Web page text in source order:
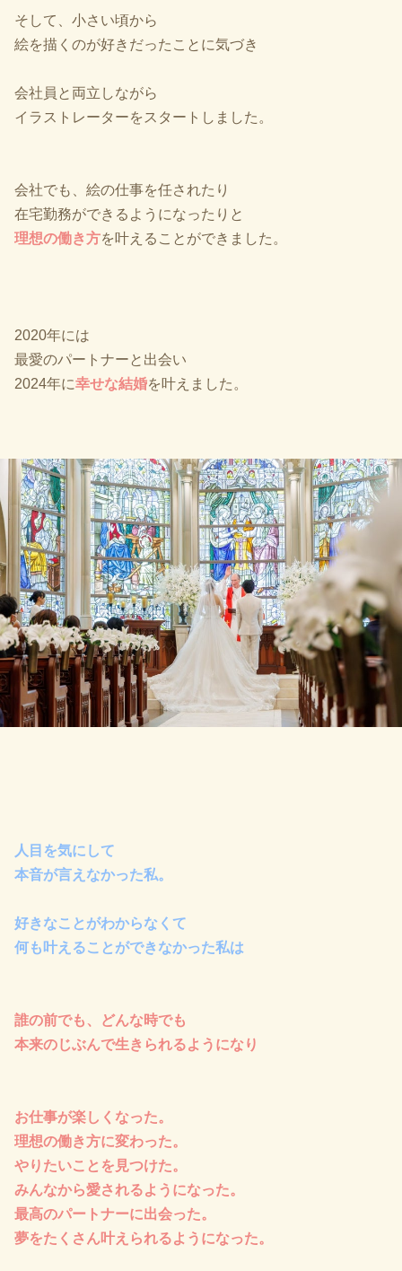
そして、小さい頃から
絵を描くのが好きだったことに気づき
会社員と両立しながら
イラストレーターをスタートしました。
会社でも、絵の仕事を任されたり
在宅勤務ができるようになったりと
理想の働き方を叶えることができました。
2020年には
最愛のパートナーと出会い
2024年に幸せな結婚を叶えました。
人目を気にして
本音が言えなかった私。
好きなことがわからなくて
何も叶えることができなかった私は
誰の前でも、どんな時でも
本来のじぶんで生きられるようになり
お仕事が楽しくなった。
理想の働き方に変わった。
やりたいことを見つけた。
みんなから愛されるようになった。
最高のパートナーに出会った。
夢をたくさん叶えられるようになった。